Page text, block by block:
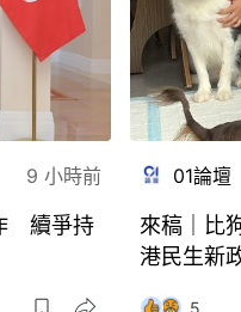
9 小時前
續爭持
01論壇
來稿｜比
港民生新
5